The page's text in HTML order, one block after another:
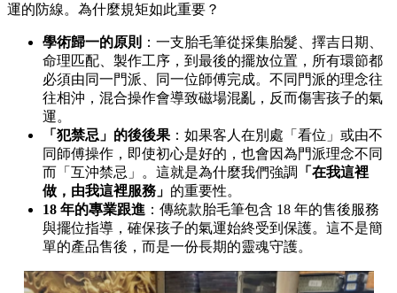
運的防線。為什麼規矩如此重要？
學術歸一的原則 ：一支胎毛筆從採集胎髮、擇吉日期、
命理匹配、製作工序，到最後的擺放位置，所有環節都
必須由同一門派、同一位師傅完成。不同門派的理念往
往相沖，混合操作會導致磁場混亂，反而傷害孩子的氣
運。
「犯禁忌」的後後果 ：如果客人在別處「看位」或由不
同師傅操作，即使初心是好的，也會因為門派理念不同
而「互沖禁忌」。這就是為什麼我們強調
「在我這裡
做，由我這裡服務」 的重要性。
18 年的專業跟進 ：傳統款胎毛筆包含 18 年的售後服務
與擺位指導，確保孩子的氣運始終受到保護。這不是簡
單的產品售後，而是一份長期的靈魂守護。